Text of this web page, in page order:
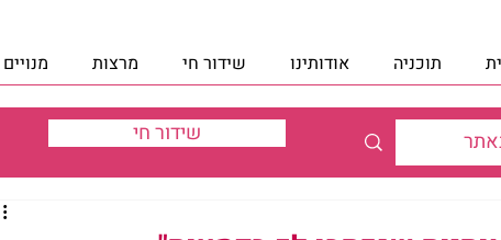
תוכניה אודותינו שידור חי מרצות מנויים
שידור חי